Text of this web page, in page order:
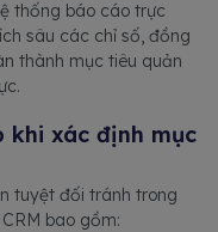
thống báo cáo trực
sâu các chỉ số, đồng
thành mục tiêu quản
khi xác định mục
tuyệt đối tránh trong
bao gồm: